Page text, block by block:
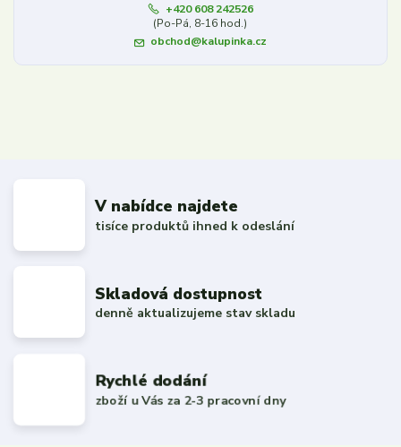
+420 608 242526
(Po-Pá, 8-16 hod.)
obchod@kalupinka.cz
V nabídce najdete
tisíce produktů ihned k odeslání
Skladová dostupnost
denně aktualizujeme stav skladu
Rychlé dodání
zboží u Vás za 2-3 pracovní dny